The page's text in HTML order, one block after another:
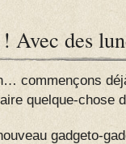
Avec des
commençons
quelque-chose
gadgeto-